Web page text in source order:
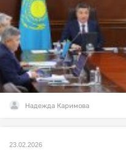
Надежда Каримова
23.02.2026